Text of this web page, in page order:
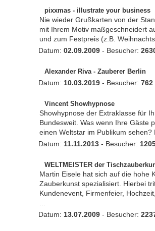
pixxmas - illustrate your business
Nie wieder Grußkarten von der
mit Ihrem Motiv maßgeschneidert
und zum Festpreis (z.B.
Datum: 02.09.2009 - Besucher:
Alexander Riva - Zauberer Berlin
Datum: 10.03.2019 - Besucher: 762
Vincent Showhypnose
Showhypnose der Extraklasse für
Bundesweit. Was wenn Ihre Gäste
einen Weltstar im Publikum
Datum: 11.11.2013 - Besucher:
WELTMEISTER der
Martin Eisele hat sich auf die hohe
Zauberkunst spezialisiert. Hierbei
Kundenevent, Firmenfeier,
Datum: 13.07.2009 - Besucher: